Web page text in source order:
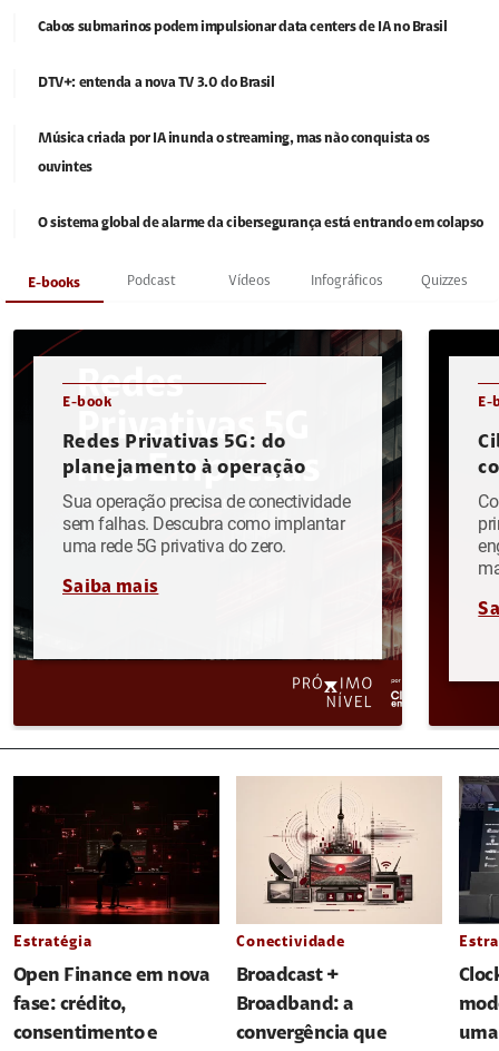
Cabos submarinos podem impulsionar data centers de IA no Brasil
DTV+: entenda a nova TV 3.0 do Brasil
Música criada por IA inunda o streaming, mas não conquista os
ouvintes
O sistema global de alarme da cibersegurança está entrando em colapso
E-books Podcast Vídeos Infográficos Quizzes
E-book
Redes Privativas 5G: do
planejamento à operação
Sua operação precisa de conectividade
sem falhas. Descubra como implantar
uma rede 5G privativa do zero.
Saiba mais
E-
Estratégia
Open Finance em nova
fase: crédito,
consentimento e
Conectividade
Broadcast +
Broadband: a
convergência que